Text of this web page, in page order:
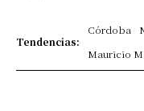
Tendencias:
Córdoba
Mauricio